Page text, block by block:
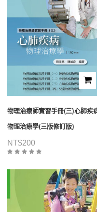
物理治療師實習手冊(三)心肺疾
物理治療學(三版修訂版)
NT$200